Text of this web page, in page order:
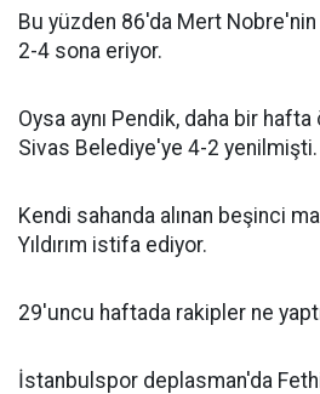
Bu yüzden 86'da Mert
2-4 sona eriyor.
Oysa aynı Pendik, daha bir
Sivas Belediye'ye 4-2 yenilmişti.
Kendi sahanda alınan beşinci
Yıldırım istifa ediyor.
29'uncu haftada rakipler ne
İstanbulspor deplasman'da